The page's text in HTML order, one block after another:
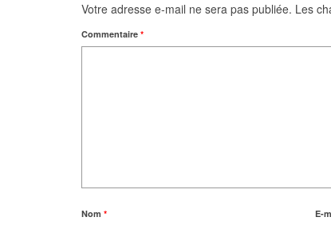
Votre adresse e-mail ne sera pas publiée. Les
Commentaire *
Nom * E-